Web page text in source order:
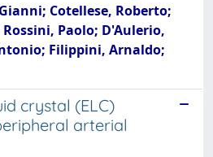
Cotellese, Roberto;
Paolo; D'Aulerio,
Filippini, Arnaldo;
crystal (ELC)
arterial